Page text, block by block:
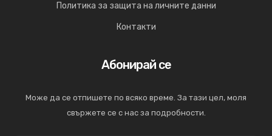
Политика за защита на личните данни
Контакти
Абонирай се
Може да се отпишете по всяко време. За тази цел, моля
свържете се с нас за подробности.